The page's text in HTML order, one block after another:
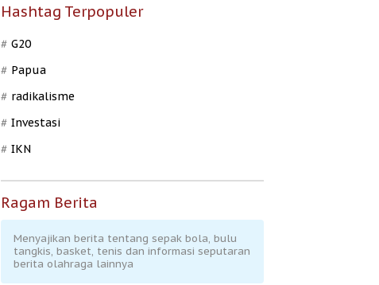
Hashtag Terpopuler
G20
Papua
radikalisme
Investasi
IKN
Ragam Berita
Menyajikan berita tentang sepak bola, bulu
tangkis, basket, tenis dan informasi seputaran
berita olahraga lainnya